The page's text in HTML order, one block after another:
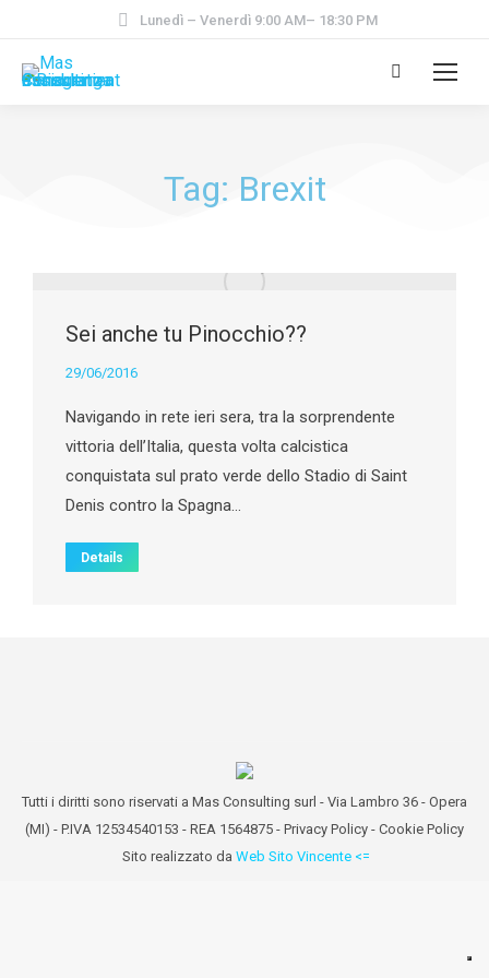
Lunedì – Venerdì 9:00 AM– 18:30 PM
Tag: Brexit
Sei anche tu Pinocchio??
29/06/2016
Navigando in rete ieri sera, tra la sorprendente
vittoria dell’Italia, questa volta calcistica
conquistata sul prato verde dello Stadio di Saint
Denis contro la Spagna…
Details
Tutti i diritti sono riservati a Mas Consulting surl - Via Lambro 36 - Opera
(MI) - P.IVA 12534540153 - REA 1564875 - Privacy Policy - Cookie Policy
Sito realizzato da Web Sito Vincente <=